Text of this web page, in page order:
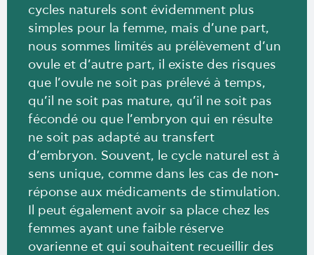
cycles naturels sont évidemment plus
simples pour la femme, mais d’une part,
nous sommes limités au prélèvement d’un
ovule et d’autre part, il existe des risques
que l’ovule ne soit pas prélevé à temps,
qu’il ne soit pas mature, qu’il ne soit pas
fécondé ou que l’embryon qui en résulte
ne soit pas adapté au transfert
d’embryon. Souvent, le cycle naturel est à
sens unique, comme dans les cas de non-
réponse aux médicaments de stimulation.
Il peut également avoir sa place chez les
femmes ayant une faible réserve
ovarienne et qui souhaitent recueillir des